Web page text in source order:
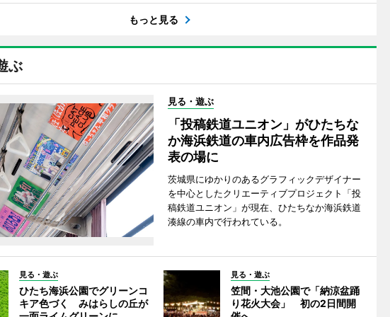
もっと見る
ぶ
見る・遊ぶ
「投稿鉄道ユニオン」がひたちな
か海浜鉄道の車内広告枠を作品発
表の場に
茨城県にゆかりのあるグラフィックデザイナー
を中心としたクリエーティブプロジェクト「投
稿鉄道ユニオン」が現在、ひたちなか海浜鉄道
湊線の車内で行われている。
見る・遊ぶ
ひたち海浜公園でグリーンコ
キア色づく みはらしの丘が
見る・遊ぶ
笠間・大池公園で「納涼盆踊
り花火大会」 初の2日間開